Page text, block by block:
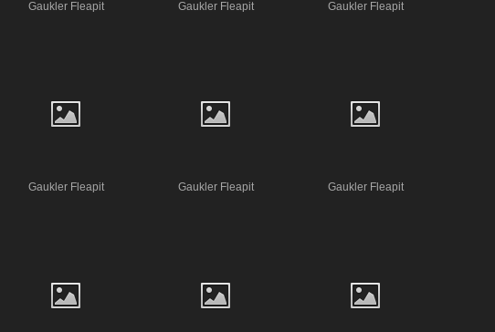
Gaukler Fleapit Gaukler Fleapit Gaukler Fleapit
Gaukler Fleapit Gaukler Fleapit Gaukler Fleapit